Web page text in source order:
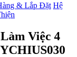
& Lắp Đặt Hệ
Việc 4